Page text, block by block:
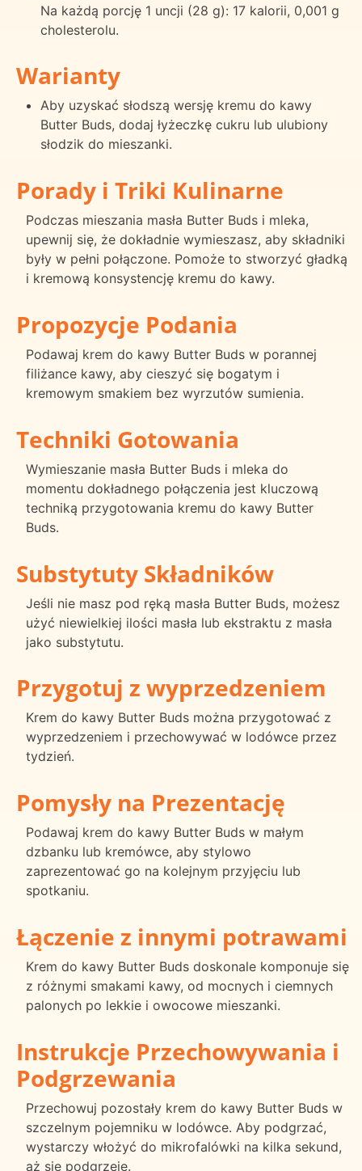
Na każdą porcję 1 uncji (28 g): 17 kalorii, 0,001 g
cholesterolu.
Warianty
Aby uzyskać słodszą wersję kremu do kawy
Butter Buds, dodaj łyżeczkę cukru lub ulubiony
słodzik do mieszanki.
Porady i Triki Kulinarne
Podczas mieszania masła Butter Buds i mleka,
upewnij się, że dokładnie wymieszasz, aby składniki
były w pełni połączone. Pomoże to stworzyć gładką
i kremową konsystencję kremu do kawy.
Propozycje Podania
Podawaj krem do kawy Butter Buds w porannej
filiżance kawy, aby cieszyć się bogatym i
kremowym smakiem bez wyrzutów sumienia.
Techniki Gotowania
Wymieszanie masła Butter Buds i mleka do
momentu dokładnego połączenia jest kluczową
techniką przygotowania kremu do kawy Butter
Buds.
Substytuty Składników
Jeśli nie masz pod ręką masła Butter Buds, możesz
użyć niewielkiej ilości masła lub ekstraktu z masła
jako substytutu.
Przygotuj z wyprzedzeniem
Krem do kawy Butter Buds można przygotować z
wyprzedzeniem i przechowywać w lodówce przez
tydzień.
Pomysły na Prezentację
Podawaj krem do kawy Butter Buds w małym
dzbanku lub kremówce, aby stylowo
zaprezentować go na kolejnym przyjęciu lub
spotkaniu.
Łączenie z innymi potrawami
Krem do kawy Butter Buds doskonale komponuje się
z różnymi smakami kawy, od mocnych i ciemnych
palonych po lekkie i owocowe mieszanki.
Instrukcje Przechowywania i
Podgrzewania
Przechowuj pozostały krem do kawy Butter Buds w
szczelnym pojemniku w lodówce. Aby podgrzać,
wystarczy włożyć do mikrofalówki na kilka sekund,
aż się podgrzeje.